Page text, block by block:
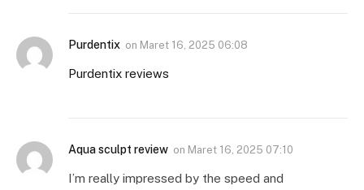
Purdentix on Maret 16, 2025 06:08
Purdentix reviews
Aqua sculpt review on Maret 16, 2025 07:10
I’m really impressed by the speed and